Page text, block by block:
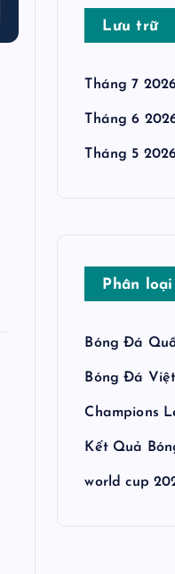
Lưu trữ
Tháng 7
Tháng 6
Tháng 5
Phân loại
Bóng Đá
Bóng Đá
Champions
Kết Quả
world cup